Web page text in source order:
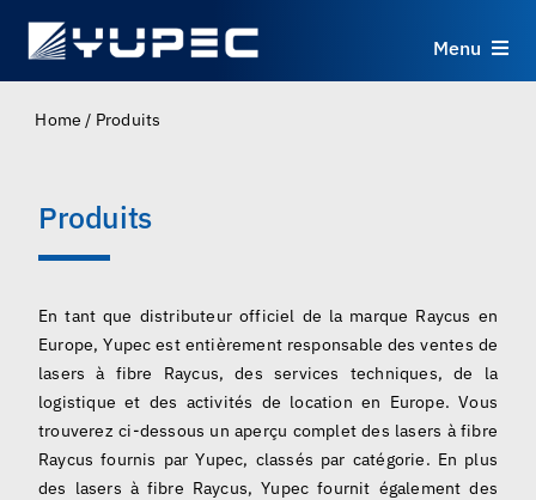
Menu
Ressources
À propos
Contact
Home / Produits
Produits
En tant que distributeur officiel de la marque Raycus en
Europe, Yupec est entièrement responsable des ventes de
lasers à fibre Raycus, des services techniques, de la
logistique et des activités de location en Europe. Vous
trouverez ci-dessous un aperçu complet des lasers à fibre
Raycus fournis par Yupec, classés par catégorie. En plus
des lasers à fibre Raycus, Yupec fournit également des